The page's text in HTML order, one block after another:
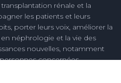
rénale et la
les patients et leurs
porter leurs voix, améliorer la
néphrologie et la vie des
nouvelles, notamment
concernées.